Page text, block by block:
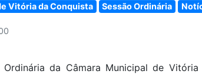
Vitória da Conquista Sessão Ordinária
Ordinária da Câmara Municipal de